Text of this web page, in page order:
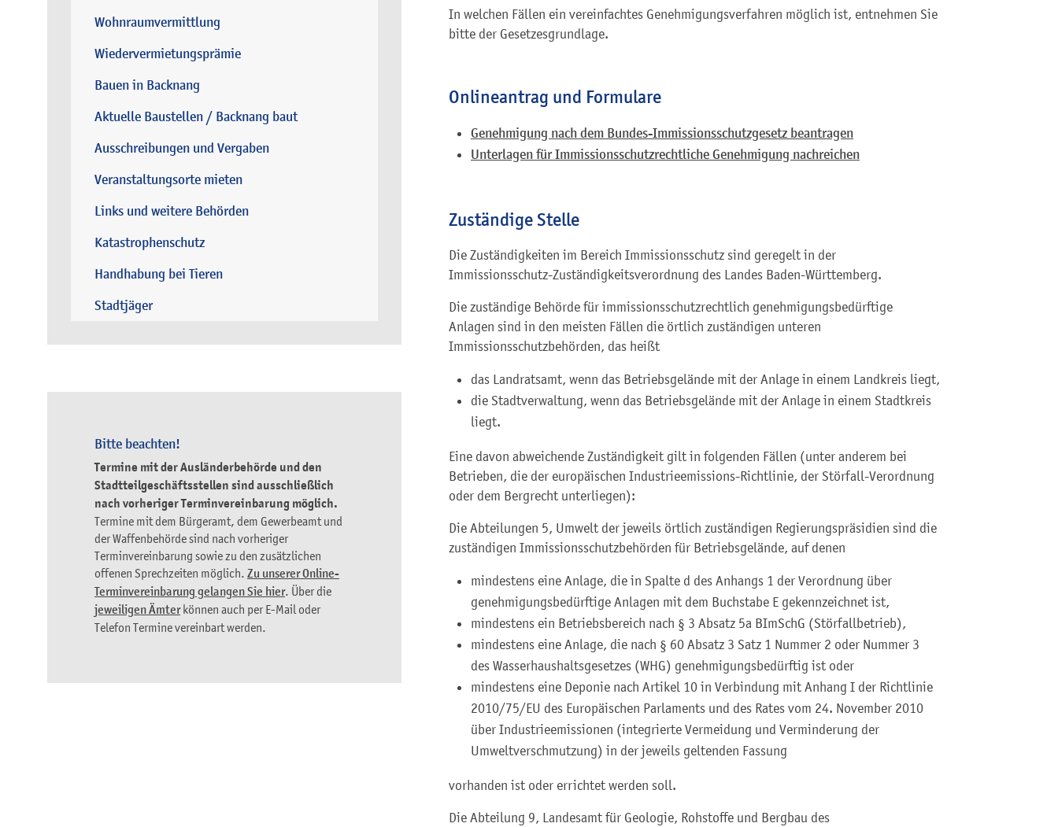
Wohnraumvermittlung
Wiedervermietungsprämie
Bauen in Backnang
Aktuelle Baustellen / Backnang baut
Ausschreibungen und Vergaben
Veranstaltungsorte mieten
Links und weitere Behörden
Katastrophenschutz
Handhabung bei Tieren
Stadtjäger
Bitte beachten!
Termine mit der Ausländerbehörde und den
Stadtteilgeschäftsstellen sind ausschließlich
nach vorheriger Terminvereinbarung möglich.
Termine mit dem Bürgeramt, dem Gewerbeamt und
der Waffenbehörde sind nach vorheriger
Terminvereinbarung sowie zu den zusätzlichen
offenen Sprechzeiten möglich. Zu unserer Online-
Terminvereinbarung gelangen Sie hier. Über die
jeweiligen Ämterkönnen auch per E-Mail oder
Telefon Termine vereinbart werden.
In welchen Fällen ein vereinfachtes Genehmigungsverfahren möglich ist, entnehmen Sie
bitte der Gesetzesgrundlage.
Onlineantrag und Formulare
Genehmigung nach dem Bundes-Immissionsschutzgesetz beantragen
Unterlagen für Immissionsschutzrechtliche Genehmigung nachreichen
Zuständige Stelle
Die Zuständigkeiten im Bereich Immissionsschutz sind geregelt in der
Immissionsschutz-Zuständigkeitsverordnung des Landes Baden-Württemberg.
Die zuständige Behörde für immissionsschutzrechtlich genehmigungsbedürftige
Anlagen sind in den meisten Fällen die örtlich zuständigen unteren
Immissionsschutzbehörden, das heißt
das Landratsamt, wenn das Betriebsgelände mit der Anlage in einem Landkreis liegt,
die Stadtverwaltung, wenn das Betriebsgelände mit der Anlage in einem Stadtkreis
liegt.
Eine davon abweichende Zuständigkeit gilt in folgenden Fällen (unter anderem bei
Betrieben, die der europäischen Industrieemissions-Richtlinie, der Störfall-Verordnung
oder dem Bergrecht unterliegen):
Die Abteilungen 5, Umwelt der jeweils örtlich zuständigen Regierungspräsidien sind die
zuständigen Immissionsschutzbehörden für Betriebsgelände, auf denen
mindestens eine Anlage, die in Spalte d des Anhangs 1 der Verordnung über
genehmigungsbedürftige Anlagen mit dem Buchstabe E gekennzeichnet ist,
mindestens ein Betriebsbereich nach § 3 Absatz 5a BImSchG (Störfallbetrieb),
mindestens eine Anlage, die nach § 60 Absatz 3 Satz 1 Nummer 2 oder Nummer 3
des Wasserhaushaltsgesetzes (WHG) genehmigungsbedürftig ist oder
mindestens eine Deponie nach Artikel 10 in Verbindung mit Anhang I der Richtlinie
2010/75/EU des Europäischen Parlaments und des Rates vom 24. November 2010
über Industrieemissionen (integrierte Vermeidung und Verminderung der
Umweltverschmutzung) in der jeweils geltenden Fassung
vorhanden ist oder errichtet werden soll.
Die Abteilung 9, Landesamt für Geologie, Rohstoffe und Bergbau des